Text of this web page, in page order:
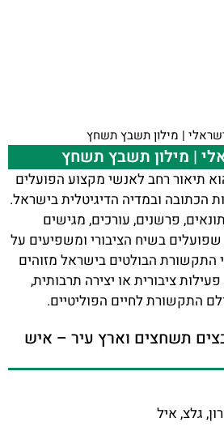
| מילון תשבץ תשחץ
| מילון תשבץ תשחץ
תיאור רחב לאנשי מקצוע הפועלים
הכתובה ובמדיה הדיגיטלית בישראל.
פרשנים, עורכים, מגישים
בשיח הציבורי ומשפיעים על
הבולטים בישראל מזוהים
ציבורית או יצירה תרבותית,
התקשורת לחיים הפוליטיים.
תשחצים וארץ עיר – איש
גלצ, איל